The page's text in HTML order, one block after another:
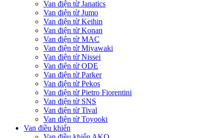
Van điện từ Janatics
Van điện từ Jumo
Van điện từ Keihin
Van điện từ Konan
Van điện từ MAC
Van điện từ Miyawaki
Van điện từ Nissei
Van điện từ ODE
Van điện từ Parker
Van điện từ Pekos
Van điện từ Pietro Fiorentini
Van điện từ SNS
Van điện từ Tival
Van điện từ Toyooki
Van điều khiển